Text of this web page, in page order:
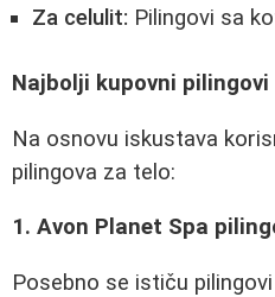
Za celulit: Pilingovi sa
Najbolji kupovni
Na osnovu iskustava
pilingova za telo:
1. Avon Planet Spa
Posebno se ističu